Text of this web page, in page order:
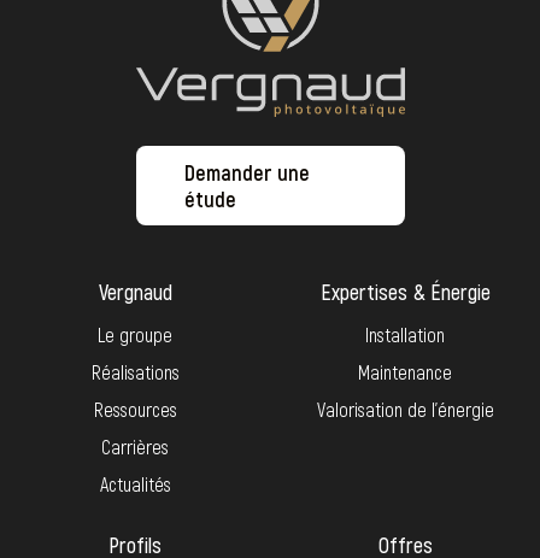
Demander une
étude
Vergnaud
Le groupe
Réalisations
Ressources
Carrières
Actualités
Expertises & Énergie
Installation
Maintenance
Valorisation de l’énergie
Profils Offres